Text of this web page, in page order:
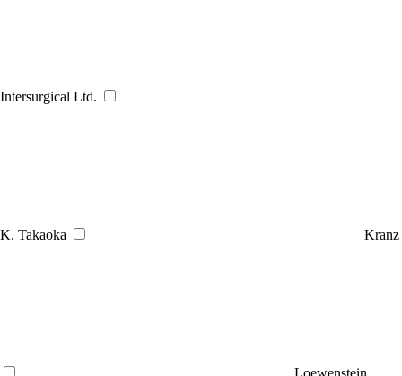
Intersurgical Ltd.
K. Takaoka Kranz
Loewenstein